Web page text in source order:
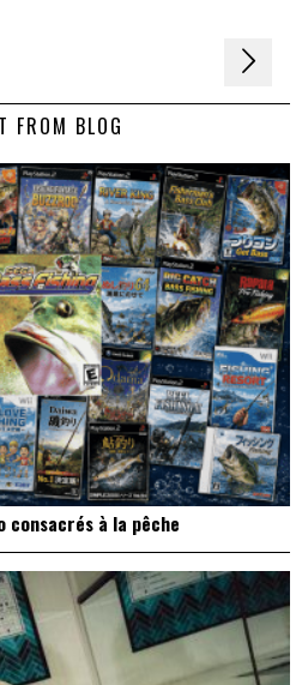
FROM BLOG
consacrés à la pêche